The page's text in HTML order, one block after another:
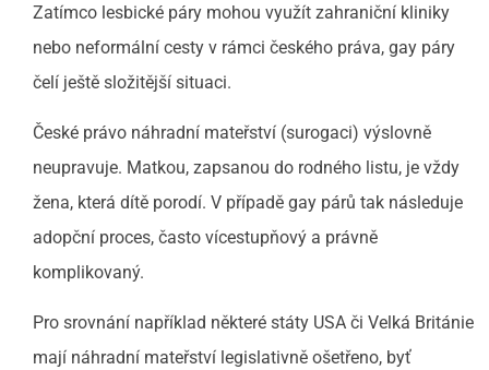
Zatímco lesbické páry mohou využít zahraniční kliniky
nebo neformální cesty v rámci českého práva, gay páry
čelí ještě složitější situaci.
České právo náhradní mateřství (surogaci) výslovně
neupravuje. Matkou, zapsanou do rodného listu, je vždy
žena, která dítě porodí. V případě gay párů tak následuje
adopční proces, často vícestupňový a právně
komplikovaný.
Pro srovnání například některé státy USA či Velká Británie
mají náhradní mateřství legislativně ošetřeno, byť